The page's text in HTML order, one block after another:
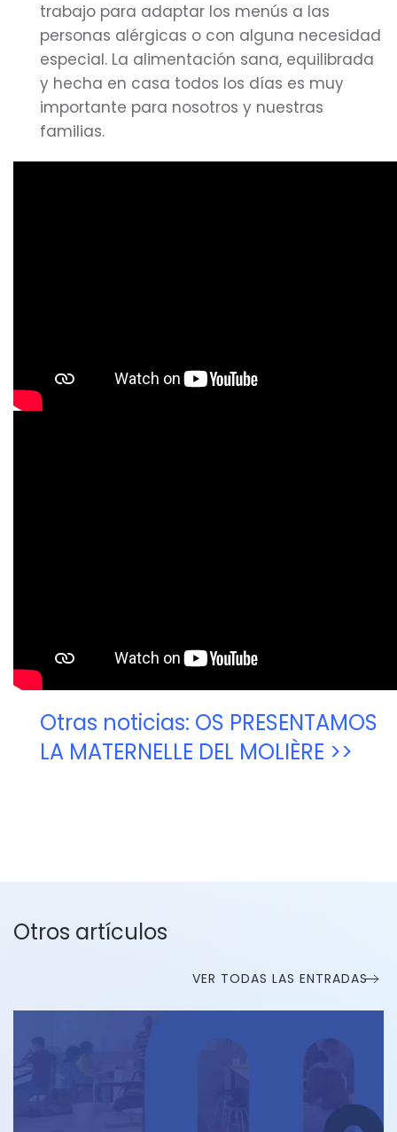
trabajo para adaptar los menús a las
personas alérgicas o con alguna necesidad
especial. La alimentación sana, equilibrada
y hecha en casa todos los días es muy
importante para nosotros y nuestras
familias.
Otras noticias: OS PRESENTAMOS
LA MATERNELLE DEL MOLIÈRE >>
Otros artículos
VER TODAS LAS ENTRADAS